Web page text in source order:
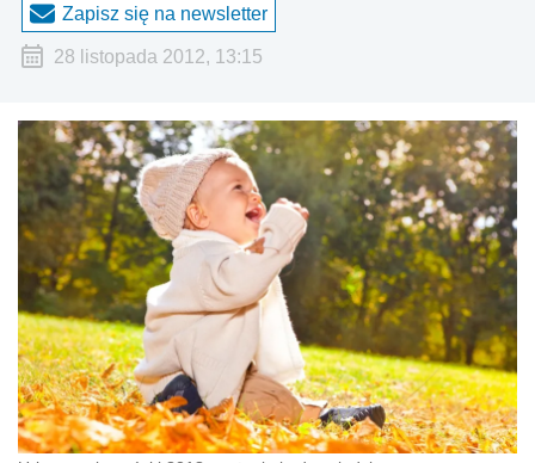
Zapisz się na newsletter
28 listopada 2012, 13:15